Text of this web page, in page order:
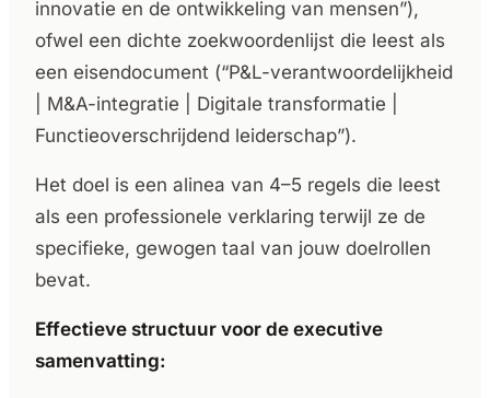
innovatie en de ontwikkeling van mensen”),
ofwel een dichte zoekwoordenlijst die leest als
een eisendocument (“P&L-verantwoordelijkheid
| M&A-integratie | Digitale transformatie |
Functieoverschrijdend leiderschap”).
Het doel is een alinea van 4–5 regels die leest
als een professionele verklaring terwijl ze de
specifieke, gewogen taal van jouw doelrollen
bevat.
Effectieve structuur voor de executive
samenvatting: